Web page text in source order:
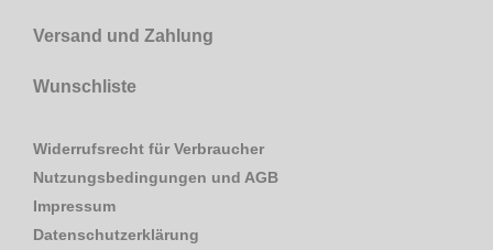
Versand und Zahlung
Wunschliste
Widerrufsrecht für Verbraucher
Nutzungsbedingungen und AGB
Impressum
Datenschutzerklärung